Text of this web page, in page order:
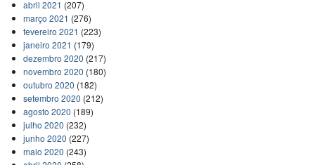
abril 2021 (207)
março 2021 (276)
fevereiro 2021 (223)
janeiro 2021 (179)
dezembro 2020 (217)
novembro 2020 (180)
outubro 2020 (182)
setembro 2020 (212)
agosto 2020 (189)
julho 2020 (232)
junho 2020 (227)
maio 2020 (243)